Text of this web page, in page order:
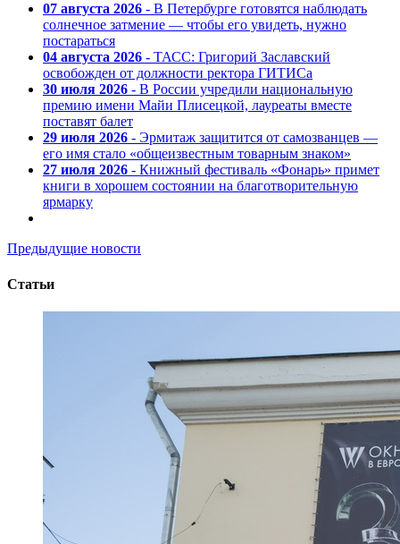
07 августа 2026 - В Петербурге готовятся наблюдать
солнечное затмение — чтобы его увидеть, нужно
постараться
04 августа 2026 - ТАСС: Григорий Заславский
освобожден от должности ректора ГИТИСа
30 июля 2026 - В России учредили национальную
премию имени Майи Плисецкой, лауреаты вместе
поставят балет
29 июля 2026 - Эрмитаж защитится от самозванцев —
его имя стало «общеизвестным товарным знаком»
27 июля 2026 - Книжный фестиваль «Фонарь» примет
книги в хорошем состоянии на благотворительную
ярмарку
Предыдущие новости
Статьи